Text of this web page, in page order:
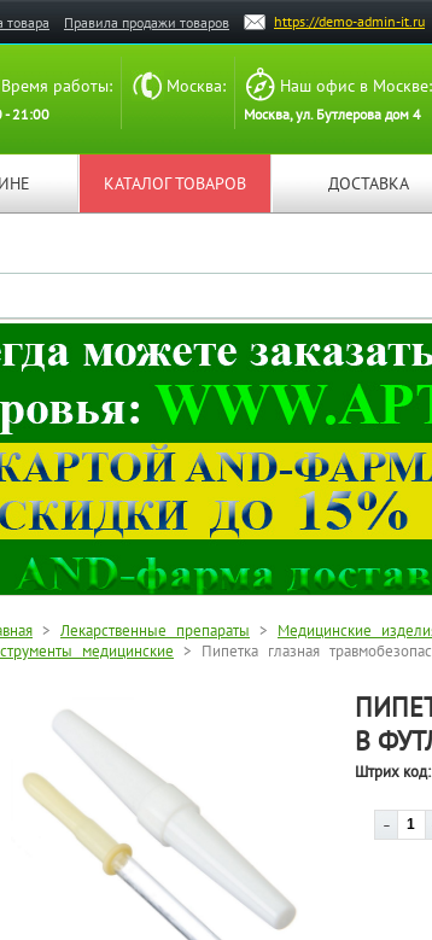
товара Правила продажи товаров https://demo-admin-it.ru
Время работы:
- 21:00
Москва: Наш офис в Москве:
Москва, ул. Бутлерова дом 4
КАТАЛОГ ТОВАРОВ ДОСТАВКА
> Лекарственные препараты > Медицинские
медицинские > Пипетка глазная
В
Штрих код: